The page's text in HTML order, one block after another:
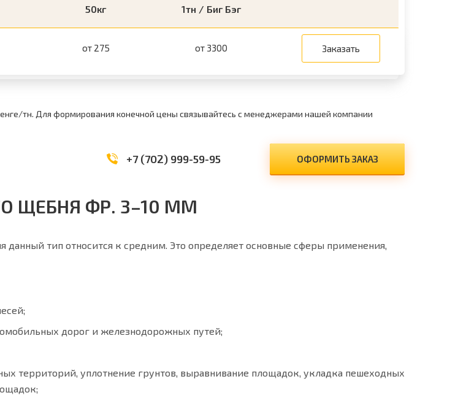
50кг 1тн / Биг Бэг
от 275 от 3300 Заказать
тн. Для формирования конечной цены связывайтесь с менеджерами нашей компании
+7 (702) 999-59-95 ОФОРМИТЬ ЗАКАЗ
ЩЕБНЯ ФР. 3–10 ММ
тип относится к средним. Это определяет основные сферы применения,
дорог и железнодорожных путей;
территорий, уплотнение грунтов, выравнивание площадок, укладка пешеходных